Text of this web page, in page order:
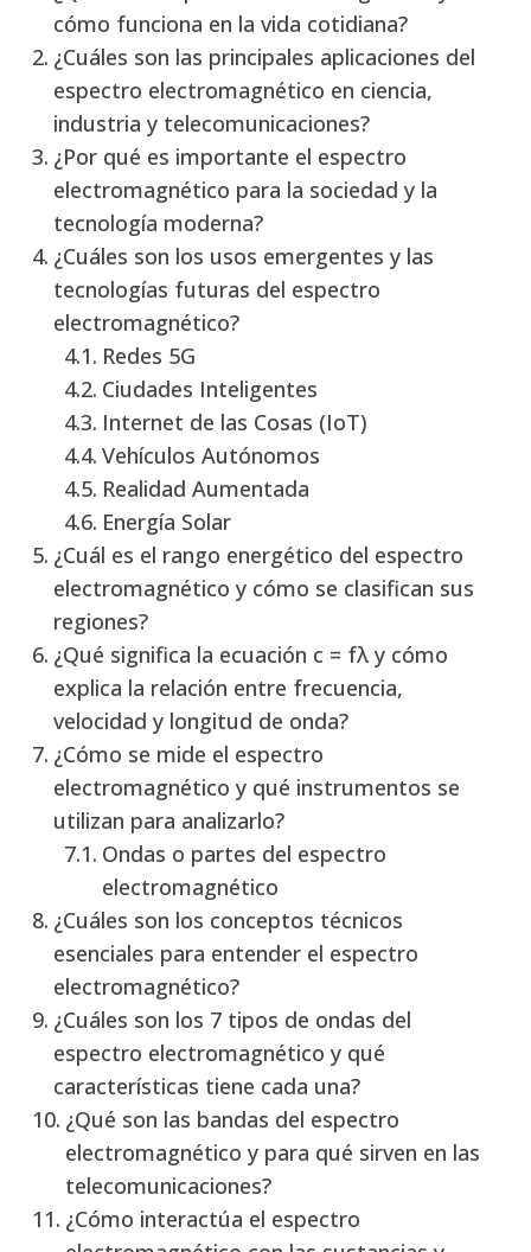
cómo funciona en la vida cotidiana?
¿Cuáles son las principales aplicaciones del
espectro electromagnético en ciencia,
industria y telecomunicaciones?
¿Por qué es importante el espectro
electromagnético para la sociedad y la
tecnología moderna?
¿Cuáles son los usos emergentes y las
tecnologías futuras del espectro
electromagnético?
Redes 5G
Ciudades Inteligentes
Internet de las Cosas (IoT)
Vehículos Autónomos
Realidad Aumentada
Energía Solar
¿Cuál es el rango energético del espectro
electromagnético y cómo se clasifican sus
regiones?
¿Qué significa la ecuación c = fλ y cómo
explica la relación entre frecuencia,
velocidad y longitud de onda?
¿Cómo se mide el espectro
electromagnético y qué instrumentos se
utilizan para analizarlo?
Ondas o partes del espectro
electromagnético
¿Cuáles son los conceptos técnicos
esenciales para entender el espectro
electromagnético?
¿Cuáles son los 7 tipos de ondas del
espectro electromagnético y qué
características tiene cada una?
¿Qué son las bandas del espectro
electromagnético y para qué sirven en las
telecomunicaciones?
¿Cómo interactúa el espectro